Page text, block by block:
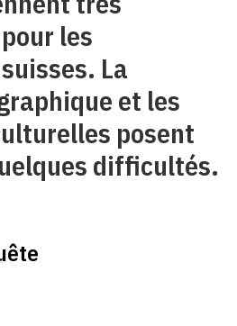
les
La
et les
posent
difficultés.